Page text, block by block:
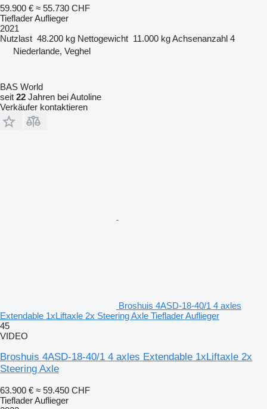
59.900 € ≈ 55.730 CHF
Tieflader Auflieger
2021
Nutzlast 48.200 kg Nettogewicht 11.000 kgAchsenanzahl 4
Niederlande, Veghel
BAS World
seit 22 Jahren bei Autoline
Verkäufer kontaktieren
Broshuis 4ASD-18-40/1 4 axles
Extendable 1xLiftaxle 2x Steering Axle Tieflader Auflieger
45
VIDEO
Broshuis 4ASD-18-40/1 4 axles Extendable 1xLiftaxle 2x
Steering Axle
63.900 € ≈ 59.450 CHF
Tieflader Auflieger